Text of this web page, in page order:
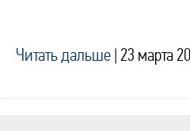
Читать дальше | 23 марта